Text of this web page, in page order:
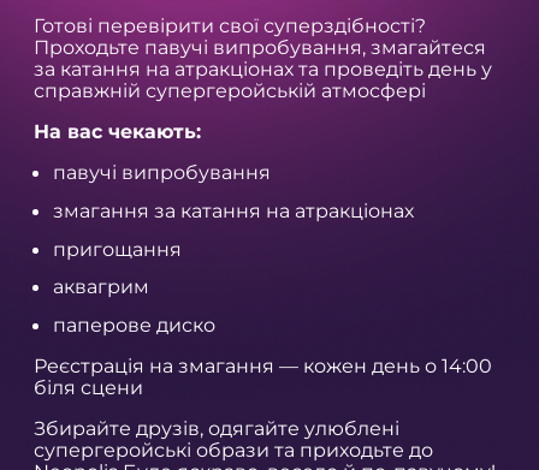
Готові перевірити свої суперздібності?
Проходьте павучі випробування, змагайтеся
за катання на атракціонах та проведіть день у
справжній супергеройській атмосфері
На вас чекають:
павучі випробування
змагання за катання на атракціонах
пригощання
аквагрим
паперове диско
Реєстрація на змагання — кожен день о 14:00
біля сцени
Збирайте друзів, одягайте улюблені
супергеройські образи та приходьте до